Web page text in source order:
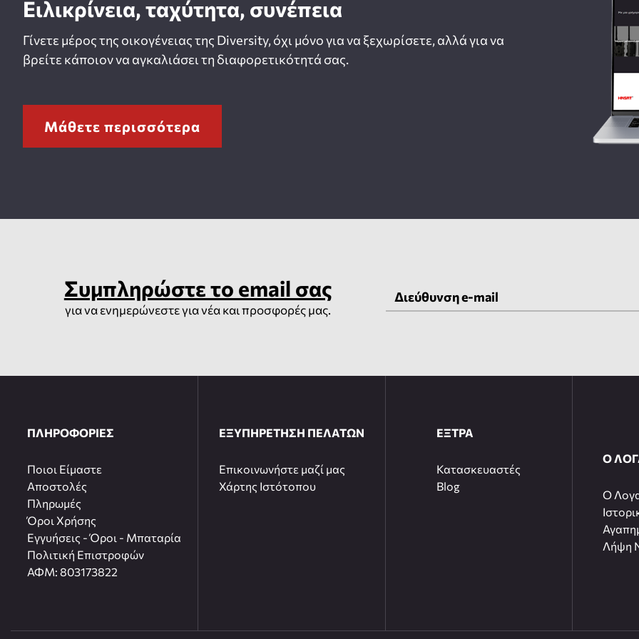
Ειλικρίνεια, ταχύτητα, συνέπεια
Γίνετε μέρος της οικογένειας της Diversity, όχι μόνο για να ξεχωρίσετε, αλλά για να
βρείτε κάποιον να αγκαλιάσει τη διαφορετικότητά σας.
Μάθετε περισσότερα
Συμπληρώστε το email σας
για να ενημερώνεστε για νέα και προσφορές μας.
ΠΛΗΡΟΦΟΡΙΕΣ
Ποιοι Είμαστε
Αποστολές
Πληρωμές
Όροι Χρήσης
Εγγυήσεις - Όροι - Μπαταρία
Πολιτική Επιστροφών
ΑΦΜ: 803173822
ΕΞΥΠΗΡΕΤΗΣΗ ΠΕΛΑΤΩΝ
Επικοινωνήστε μαζί μας
Χάρτης Ιστότοπου
ΕΞΤΡΑ
Κατασκευαστές
Blog
Ο
O
Λήψη